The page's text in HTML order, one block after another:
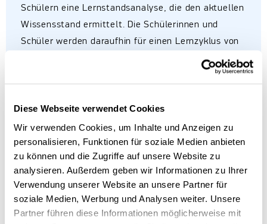
Diese Webseite verwendet Cookies
Wir verwenden Cookies, um Inhalte und Anzeigen zu
personalisieren, Funktionen für soziale Medien anbieten
zu können und die Zugriffe auf unsere Website zu
analysieren. Außerdem geben wir Informationen zu Ihrer
Verwendung unserer Website an unsere Partner für
soziale Medien, Werbung und Analysen weiter. Unsere
Partner führen diese Informationen möglicherweise mit
Schülern eine Lernstandsanalyse, die den aktuellen
Wissensstand ermittelt. Die Schülerinnen und
Schüler werden daraufhin für einen Lernzyklus von
Lerngruppen mit einem ideal ausgewählten Mathe-
Innerhalb dieser 12 Wochen fokussieren sich die
Schülerinnen und Schüler mit der Hilfe ihres
Coaches auf die gemeinsamen Defizite, welche
durch die Funktionsweise der
Gruppierungsalgorithmen bei den Schüler:innen der
Gruppe übereinstimmen. Genau diese Kombination
aus Lernstandsanalyse und gezielter